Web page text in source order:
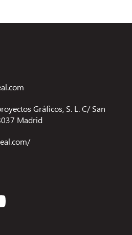
Gráficos, S. L. C/ San
Madrid